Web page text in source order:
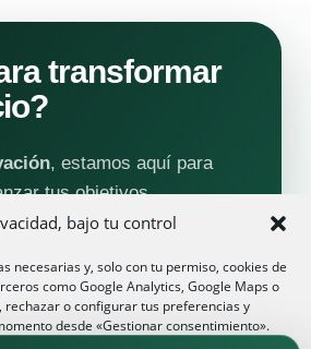
bajo tu control
necesarias y, solo con tu permiso, cookies de
como Google Analytics, Google Maps o
rechazar o configurar tus preferencias y
desde «Gestionar consentimiento».
transformar
, estamos aquí para
tus objetivos
soluciones TIC
y descubre cómo
tu productividad.